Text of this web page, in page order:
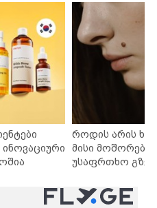
როდის არის
მისი
უსაფრთხო